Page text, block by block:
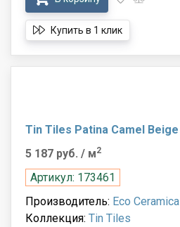
Купить в 1 клик
Tin Tiles Patina Camel Beige
5 187 руб. / м2
Артикул: 173461
Производитель: Eco Ceramica
Коллекция: Tin Tiles